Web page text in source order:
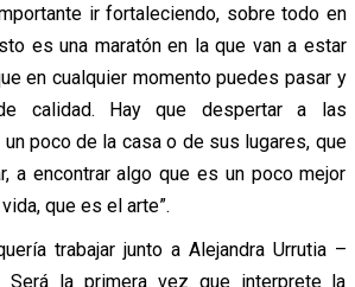
ir fortaleciendo, sobre todo en
es una maratón en la que van a estar
en cualquier momento puedes pasar y
calidad. Hay que despertar a las
poco de la casa o de sus lugares, que
a encontrar algo que es un poco mejor
que es el arte”.
trabajar junto a Alejandra Urrutia –
Será la primera vez que interprete la